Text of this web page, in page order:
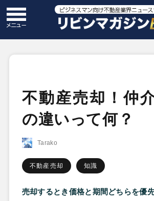
不動産売却！仲
の違いって何？
Tarako
不動産売却 知識
売却するとき価格と期間どちらを優